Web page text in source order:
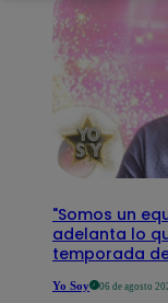
"Somos un
adelanta lo
temporada
Yo Soy 06 de agosto